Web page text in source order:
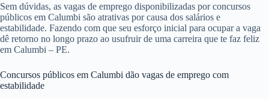
Sem dúvidas, as vagas de emprego disponibilizadas por concursos
públicos em Calumbi são atrativas por causa dos salários e
estabilidade. Fazendo com que seu esforço inicial para ocupar a vaga
dê retorno no longo prazo ao usufruir de uma carreira que te faz feliz
em Calumbi – PE.
Concursos públicos em Calumbi dão vagas de emprego com
estabilidade